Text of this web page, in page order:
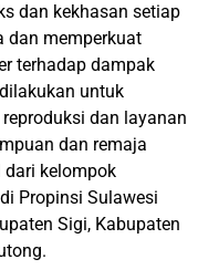
dan kekhasan setiap
dan memperkuat
terhadap dampak
untuk
dan layanan
dan remaja
dari kelompok
Propinsi Sulawesi
Sigi, Kabupaten